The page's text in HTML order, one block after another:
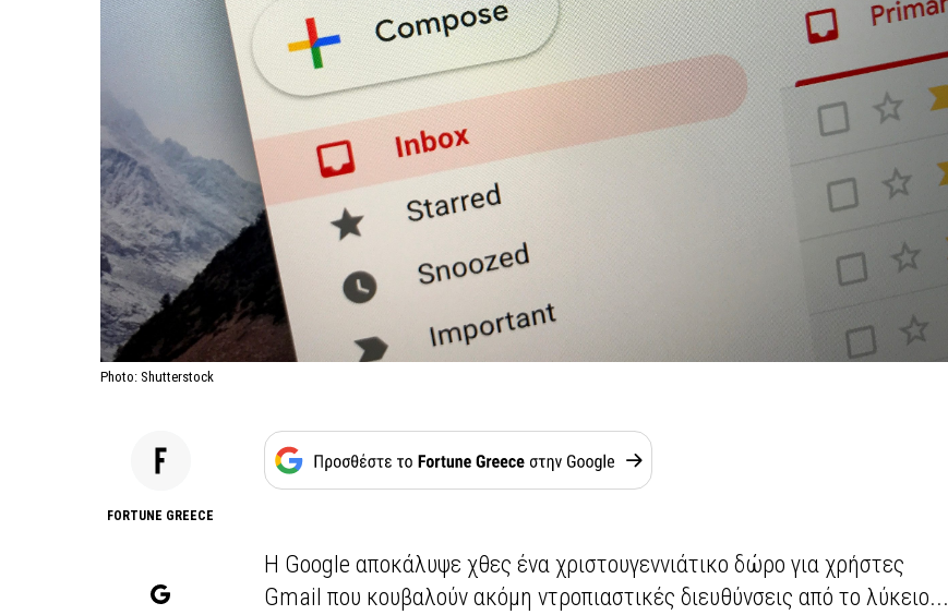
Photo: Shutterstock
FORTUNE GREECE
Η Google αποκάλυψε χθες ένα χριστουγεννιάτικο δώρο για χρήστες
Gmail που κουβαλούν ακόμη ντροπιαστικές διευθύνσεις από το λύκειο...